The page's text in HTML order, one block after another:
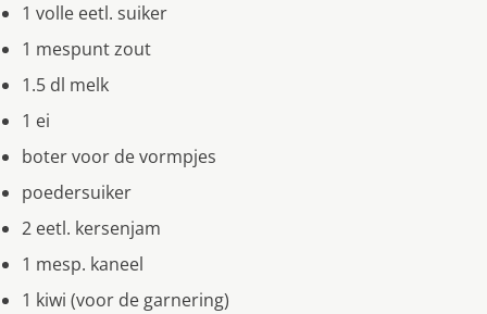
1 volle eetl. suiker
1 mespunt zout
1.5 dl melk
1 ei
boter voor de vormpjes
poedersuiker
2 eetl. kersenjam
1 mesp. kaneel
1 kiwi (voor de garnering)